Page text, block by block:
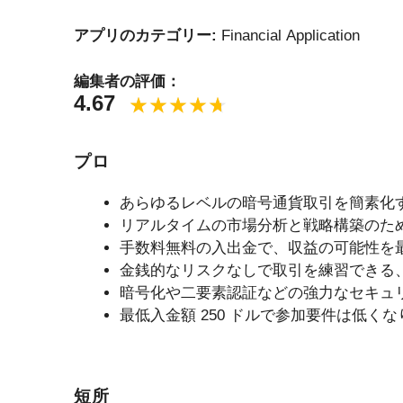
アプリのカテゴリー: Financial Application
編集者の評価：
4.67
プロ
あらゆるレベルの暗号通貨取引を簡素
リアルタイムの市場分析と戦略構築のた
手数料無料の入出金で、収益の可能性を
金銭的なリスクなしで取引を練習でき
暗号化や二要素認証などの強力なセキュ
最低入金額 250 ドルで参加要件は低くな
短所